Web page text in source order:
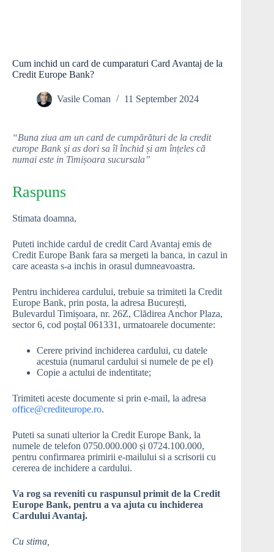
Cum inchid un card de cumparaturi Card Avantaj de la
Credit Europe Bank?
Vasile Coman 11 September 2024
“Buna ziua am un card de cumpărături de la credit
europe Bank și as dori sa îl închid și am înțeles că
numai este in Timișoara sucursala”
Raspuns
Stimata doamna,
Puteti inchide cardul de credit Card Avantaj emis de
Credit Europe Bank fara sa mergeti la banca, in cazul in
care aceasta s-a inchis in orasul dumneavoastra.
Pentru inchiderea cardului, trebuie sa trimiteti la Credit
Europe Bank, prin posta, la adresa București,
Bulevardul Timișoara, nr. 26Z, Clădirea Anchor Plaza,
sector 6, cod poștal 061331, urmatoarele documente:
Cerere privind inchiderea cardului, cu datele
acestuia (numarul cardului si numele de pe el)
Copie a actului de indentitate;
Trimiteti aceste documente si prin e-mail, la adresa
office@crediteurope.ro.
Puteti sa sunati ulterior la Credit Europe Bank, la
numele de telefon 0750.000.000 și 0724.100.000,
pentru confirmarea primirii e-mailului si a scrisorii cu
cererea de inchidere a cardului.
Va rog sa reveniti cu raspunsul primit de la Credit
Europe Bank, pentru a va ajuta cu inchiderea
Cardului Avantaj.
Cu stima,